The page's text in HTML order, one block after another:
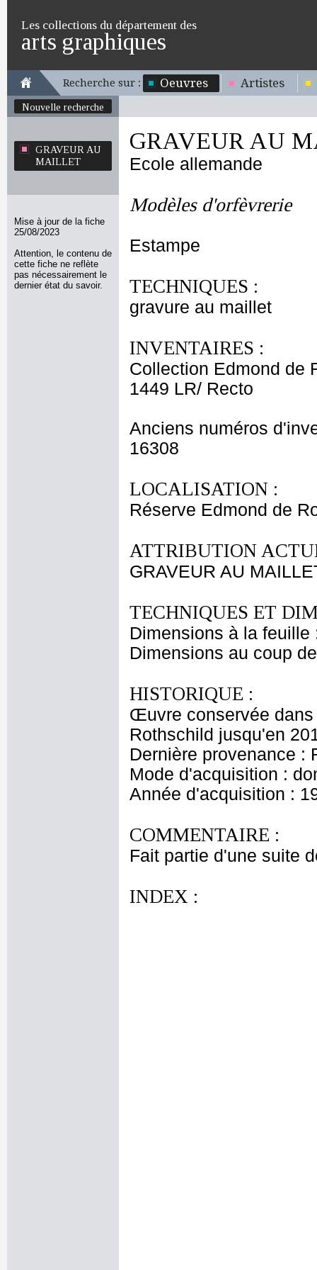
Les collections du département des
arts graphiques
Recherche sur : Oeuvres Artistes
Nouvelle recherche
GRAVEUR AU
MAILLET
Mise à jour de la fiche
25/08/2023
Attention, le contenu de
cette fiche ne reflète
pas nécessairement le
dernier état du savoir.
GRAVEUR AU
Ecole allemande
Modèles d'orfèvrerie
Estampe
TECHNIQUES :
gravure au maillet
INVENTAIRES :
Collection Edmond de
1449 LR/ Recto
Anciens numéros
16308
LOCALISATION :
Réserve Edmond de
ATTRIBUTION
GRAVEUR AU
TECHNIQUES ET
Dimensions à la feuille
Dimensions au coup
HISTORIQUE :
Œuvre conservée dans
Rothschild jusqu'en
Dernière provenance :
Mode d'acquisition :
Année d'acquisition :
COMMENTAIRE :
Fait partie d'une suite
INDEX :